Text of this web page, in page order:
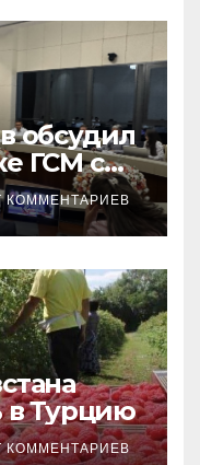
обсудил
ГСМ с
КОММЕНТАРИЕВ
в Турцию
КОММЕНТАРИЕВ